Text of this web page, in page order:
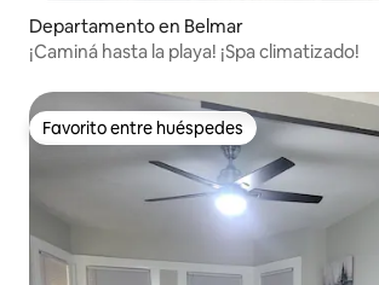
Departamento en Belmar
¡Caminá hasta la playa! ¡Spa climatizado!
Favorito entre huéspedes
Favorito entre huéspedes